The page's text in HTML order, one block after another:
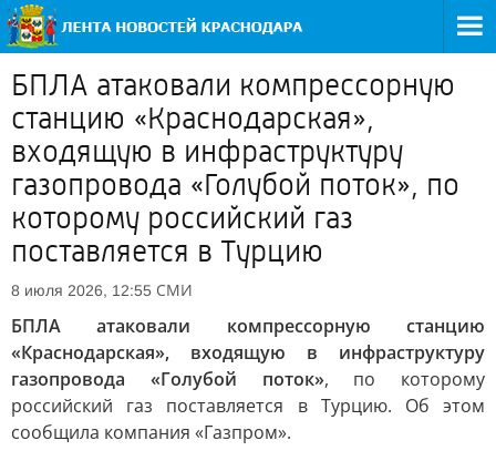
БПЛА атаковали компрессорную
станцию «Краснодарская»,
входящую в инфраструктуру
газопровода «Голубой поток», по
которому российский газ
поставляется в Турцию
8 июля 2026, 12:55 СМИ
БПЛА атаковали компрессорную станцию
«Краснодарская», входящую в инфраструктуру
газопровода «Голубой поток», по которому
российский газ поставляется в Турцию. Об этом
сообщила компания «Газпром».